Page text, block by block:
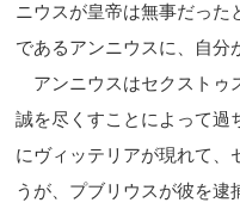
ニウスが皇帝は無事だった
であるアンニウスに、自分
アンニウスはセクストゥ
誠を尽くすことによって過
にヴィッテリアが現れて、
うが、プブリウスが彼を